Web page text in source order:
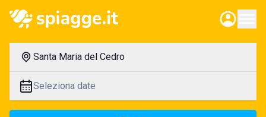
Santa Maria del Cedro
Seleziona date